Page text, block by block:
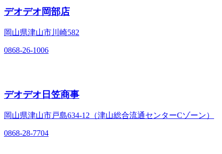
デオデオ岡部店
岡山県津山市川崎582
0868-26-1006
デオデオ日笠商事
岡山県津山市戸島634-12（津山総合流通センターCゾーン）
0868-28-7704